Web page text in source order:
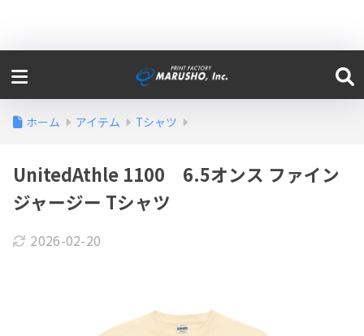
ホーム アイテム Tシャツ
UnitedAthle 1100 6.5オンス ファイン
ジャージー Tシャツ
2026-02-20